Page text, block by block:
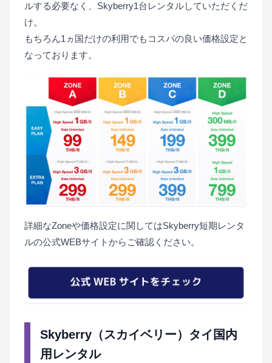
ルする必要なく、Skyberry1台レンタルしていただくだ
け。
もちろん1ヵ国だけの利用でもコスパの良い価格設定と
なっております。
詳細なZoneや価格設定に関してはSkyberry短期レンタ
ルの公式WEBサイトからご確認ください。
Skyberry（スカイベリー）タイ国内
用レンタル